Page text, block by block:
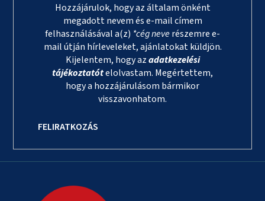
Hozzájárulok, hogy az általam önként
megadott nevem és e-mail címem
felhasználásával a(z) *cég neverészemre e-
mail útján hírleveleket, ajánlatokat küldjön.
Kijelentem, hogy azadatkezelési
tájékoztatótelolvastam. Megértettem,
hogy a hozzájárulásom bármikor
visszavonhatom.
FELIRATKOZÁS